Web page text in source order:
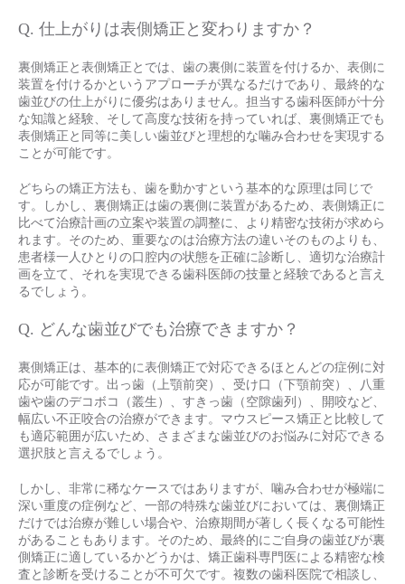
Q. 仕上がりは表側矯正と変わりますか？
裏側矯正と表側矯正とでは、歯の裏側に装置を付けるか、表側に
装置を付けるかというアプローチが異なるだけであり、最終的な
歯並びの仕上がりに優劣はありません。担当する歯科医師が十分
な知識と経験、そして高度な技術を持っていれば、裏側矯正でも
表側矯正と同等に美しい歯並びと理想的な噛み合わせを実現する
ことが可能です。
どちらの矯正方法も、歯を動かすという基本的な原理は同じで
す。しかし、裏側矯正は歯の裏側に装置があるため、表側矯正に
比べて治療計画の立案や装置の調整に、より精密な技術が求めら
れます。そのため、重要なのは治療方法の違いそのものよりも、
患者様一人ひとりの口腔内の状態を正確に診断し、適切な治療計
画を立て、それを実現できる歯科医師の技量と経験であると言え
るでしょう。
Q. どんな歯並びでも治療できますか？
裏側矯正は、基本的に表側矯正で対応できるほとんどの症例に対
応が可能です。出っ歯（上顎前突）、受け口（下顎前突）、八重
歯や歯のデコボコ（叢生）、すきっ歯（空隙歯列）、開咬など、
幅広い不正咬合の治療ができます。マウスピース矯正と比較して
も適応範囲が広いため、さまざまな歯並びのお悩みに対応できる
選択肢と言えるでしょう。
しかし、非常に稀なケースではありますが、噛み合わせが極端に
深い重度の症例など、一部の特殊な歯並びにおいては、裏側矯正
だけでは治療が難しい場合や、治療期間が著しく長くなる可能性
があることもあります。そのため、最終的にご自身の歯並びが裏
側矯正に適しているかどうかは、矯正歯科専門医による精密な検
査と診断を受けることが不可欠です。複数の歯科医院で相談し、